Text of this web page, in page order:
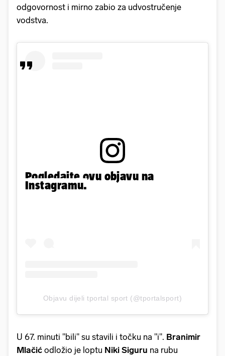
odgovornost i mirno zabio za udvostručenje
vodstva.
Pogledajte ovu objavu na
Instagramu.
Objavu dijeli tportal sport (@tportalsport)
U 67. minuti "bili" su stavili i točku na "i". Branimir
Mlačić odložio je loptu Niki Siguru na rubu